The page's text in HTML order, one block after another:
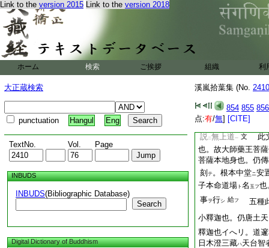
Link to the version 2015 Link to the version 2018
ホーム 検索 ご挨拶 組織 利
大正蔵検索
punctuation Hangul Eng
TextNo. Vol. Page
INBUDS
INBUDS(Bibliographic Database)
Search
Digital Dictionary of Buddhism
溪嵐拾葉集 (No.
854 855 856
点:有/無] [CITE]
王子也。佛法
八幡大菩薩
姫宮
フ故ニ 三津百枝
有 佛性
。如來常
尋テ 登リ 給 ニ 此浪 ノ
ヲ 建立
師經 テ 七箇日 。嬭
於清淨土 。愍
説二無上道一 文
此
也。故大師藥王菩
菩薩本地身也。仍
刻 テ。根本中堂ニ安
子本命道場 ト 名 玉フ也
事ヲ行シ 給フ
五種
小釋迦也。仍唐土
釋迦也イへリ。道
日木澄三藏ハ天台智